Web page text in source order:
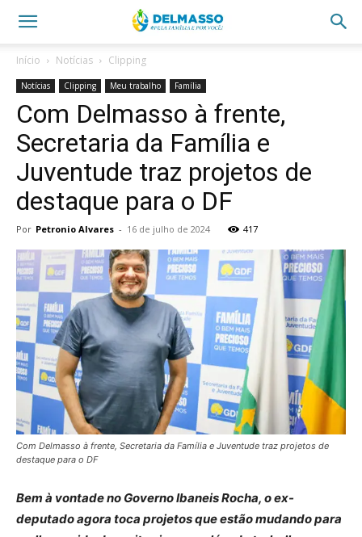
Início Notícias Clipping
Notícias Clipping Meu trabalho Família
Com Delmasso à frente,
Secretaria da Família e
Juventude traz projetos de
destaque para o DF
Por Petronio Alvares - 16 de julho de 2024 417
Com Delmasso à frente, Secretaria da Família e Juventude traz projetos de
destaque para o DF
Bem à vontade no Governo Ibaneis Rocha, o ex-
deputado agora toca projetos que estão mudando para